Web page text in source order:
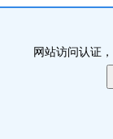
网站访问认证